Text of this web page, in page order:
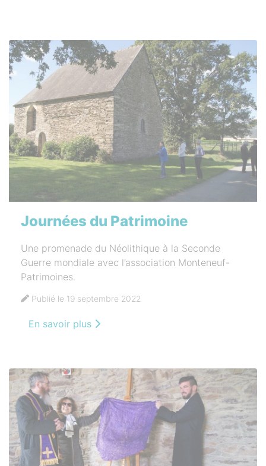
Journées du Patrimoine
Une promenade du Néolithique à la Seconde
Guerre mondiale avec l’association Monteneuf-
Patrimoines.
Publié le 19 septembre 2022
En savoir plus